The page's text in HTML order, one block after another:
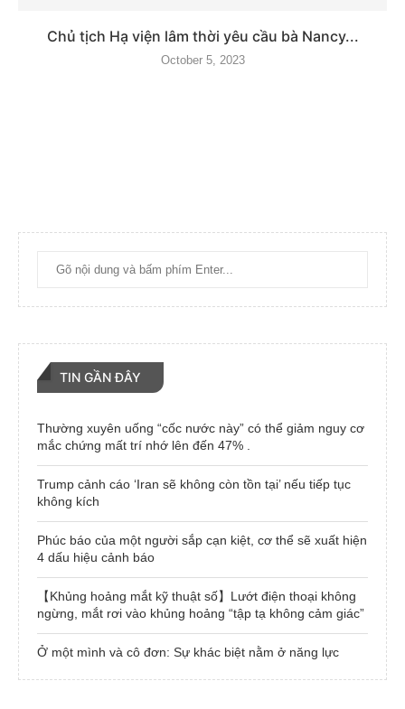
Chủ tịch Hạ viện lâm thời yêu cầu bà Nancy...
October 5, 2023
TIN GẦN ĐÂY
Thường xuyên uống “cốc nước này” có thể giảm nguy cơ
mắc chứng mất trí nhớ lên đến 47% .
Trump cảnh cáo ‘Iran sẽ không còn tồn tại’ nếu tiếp tục
không kích
Phúc báo của một người sắp cạn kiệt, cơ thể sẽ xuất hiện
4 dấu hiệu cảnh báo
【Khủng hoảng mắt kỹ thuật số】Lướt điện thoại không
ngừng, mắt rơi vào khủng hoảng “tập tạ không cảm giác”
Ở một mình và cô đơn: Sự khác biệt nằm ở năng lực